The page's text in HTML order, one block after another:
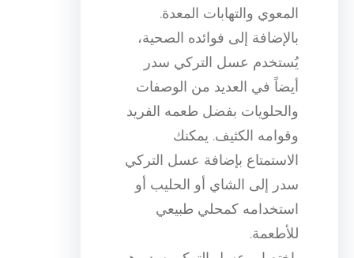
المعوي والتهابات المعدة.
بالإضافة إلى فوائده الصحية،
يُستخدم عسل التركي سدر
أيضاً في العديد من الوصفات
والحلويات بفضل طعمه الفريد
وقوامه الكثيف. يمكنك
الاستمتاع بإضافة عسل التركي
سدر إلى الشاي أو الحليب أو
استخدامه كمحلي طبيعي
للأطعمة.